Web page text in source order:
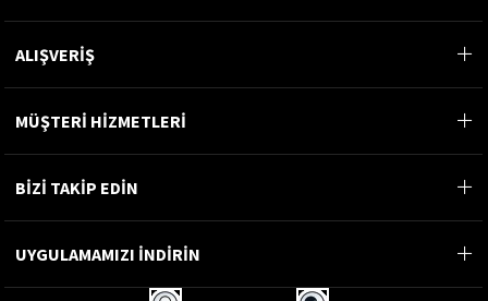
ALIŞVERİŞ
MÜŞTERİ HİZMETLERİ
BİZİ TAKİP EDİN
UYGULAMAMIZI İNDİRİN